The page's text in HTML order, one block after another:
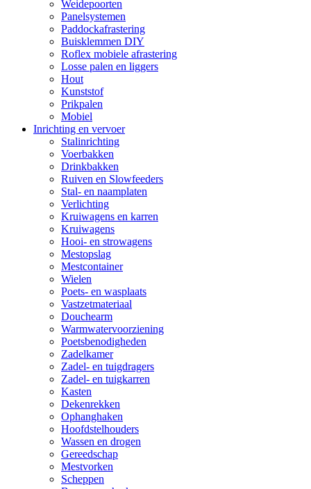
Weidepoorten
Panelsystemen
Paddockafrastering
Buisklemmen DIY
Roflex mobiele afrastering
Losse palen en liggers
Hout
Kunststof
Prikpalen
Mobiel
Inrichting en vervoer
Stalinrichting
Voerbakken
Drinkbakken
Ruiven en Slowfeeders
Stal- en naamplaten
Verlichting
Kruiwagens en karren
Kruiwagens
Hooi- en strowagens
Mestopslag
Mestcontainer
Wielen
Poets- en wasplaats
Vastzetmateriaal
Douchearm
Warmwatervoorziening
Poetsbenodigheden
Zadelkamer
Zadel- en tuigdragers
Zadel- en tuigkarren
Kasten
Dekenrekken
Ophanghaken
Hoofdstelhouders
Wassen en drogen
Gereedschap
Mestvorken
Scheppen